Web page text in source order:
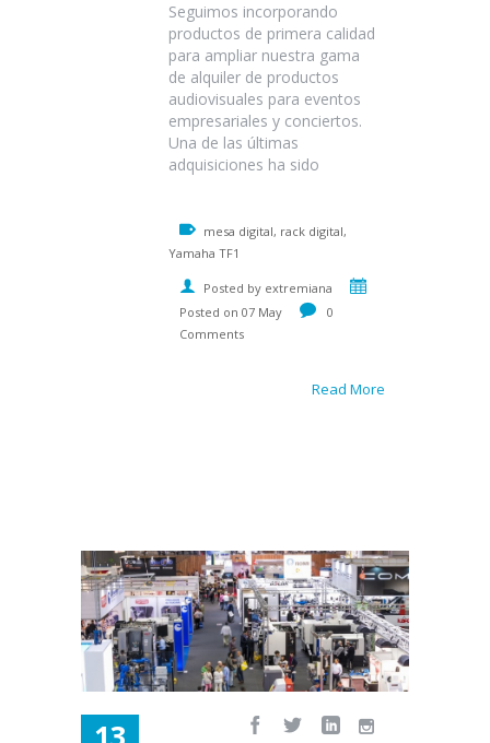
Seguimos incorporando
productos de primera calidad
para ampliar nuestra gama
de alquiler de productos
audiovisuales para eventos
empresariales y conciertos.
Una de las últimas
adquisiciones ha sido
mesa digital, rack digital,
Yamaha TF1
Posted by extremiana
Posted on 07 May
0
Comments
Read More